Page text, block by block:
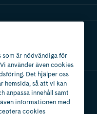
som är nödvändiga för
använder även cookies
Det hjälper oss
hemsida, så att vi kan
anpassa innehåll samt
informationen med
cookies